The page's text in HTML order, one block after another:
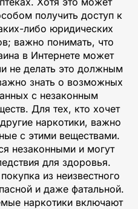
получить доступ к
либо юридических
важно понимать, что
в Интернете может
не делать это должным
знать о возможных
с незаконным
Для тех, кто хочет
наркотики, важно
с этими веществами.
незаконными и могут
для здоровья.
из неизвестного
и даже фатальной.
наркотики включают